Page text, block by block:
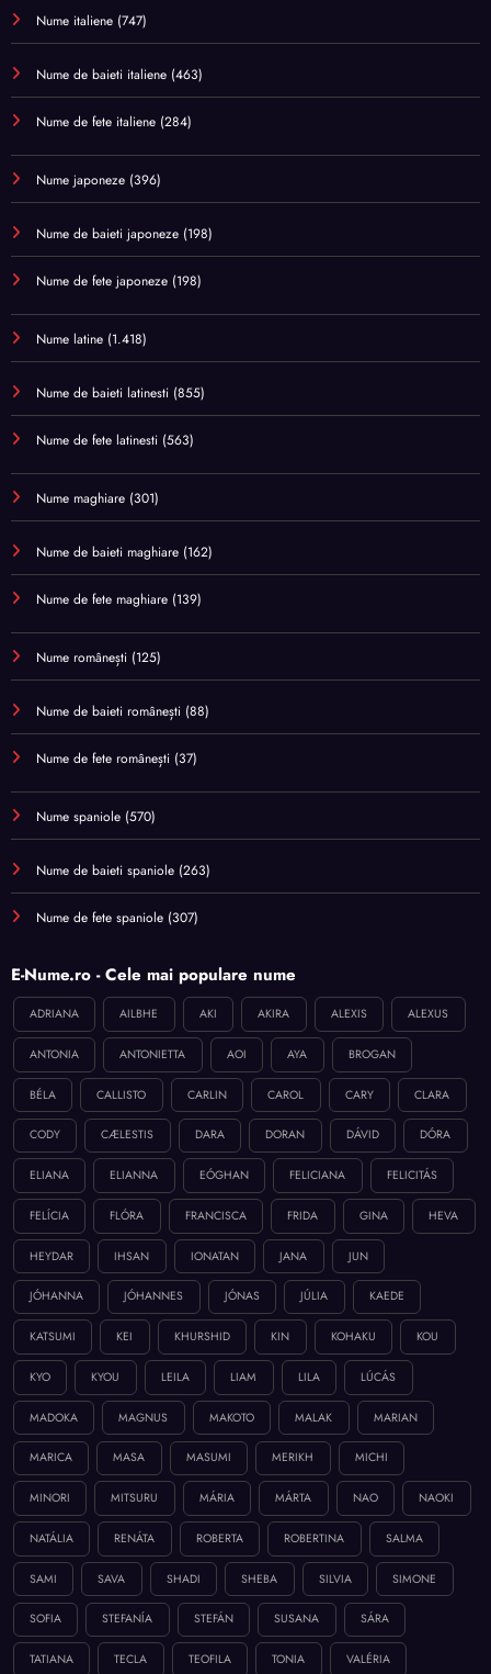
Nume italiene (747)
Nume de baieti italiene (463)
Nume de fete italiene (284)
Nume japoneze (396)
Nume de baieti japoneze (198)
Nume de fete japoneze (198)
Nume latine (1.418)
Nume de baieti latinesti (855)
Nume de fete latinesti (563)
Nume maghiare (301)
Nume de baieti maghiare (162)
Nume de fete maghiare (139)
Nume românești (125)
Nume de baieti românești (88)
Nume de fete românești (37)
Nume spaniole (570)
Nume de baieti spaniole (263)
Nume de fete spaniole (307)
E-Nume.ro - Cele mai populare nume
ADRIANA AILBHE AKI AKIRA ALEXIS ALEXUS
ANTONIA ANTONIETTA AOI AYA BROGAN
BÉLA CALLISTO CARLIN CAROL CARY CLARA
CODY CÆLESTIS DARA DORAN DÁVID DÓRA
ELIANA ELIANNA EÓGHAN FELICIANA FELICITÁS
FELÍCIA FLÓRA FRANCISCA FRIDA GINA HEVA
HEYDAR IHSAN IONATAN JANA JUN
JÓHANNA JÓHANNES JÓNAS JÚLIA KAEDE
KATSUMI KEI KHURSHID KIN KOHAKU KOU
KYO KYOU LEILA LIAM LILA LÚCÁS
MADOKA MAGNUS MAKOTO MALAK MARIAN
MARICA MASA MASUMI MERIKH MICHI
MINORI MITSURU MÁRIA MÁRTA NAO NAOKI
NATÁLIA RENÁTA ROBERTA ROBERTINA SALMA
SAMI SAVA SHADI SHEBA SILVIA SIMONE
SOFIA STEFANÍA STEFÁN SUSANA SÁRA
TATIANA TECLA TEOFILA TONIA VALÉRIA